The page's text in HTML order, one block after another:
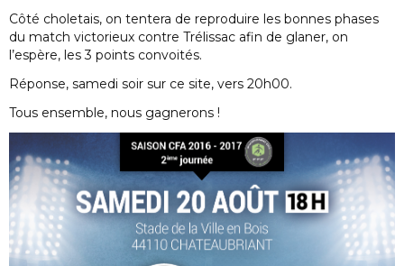
Côté choletais, on tentera de reproduire les bonnes phases
du match victorieux contre Trélissac afin de glaner, on
l’espère, les 3 points convoités.
Réponse, samedi soir sur ce site, vers 20h00.
Tous ensemble, nous gagnerons !